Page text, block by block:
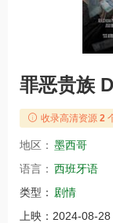
罪恶贵族
收录高清资源 2
地区： 墨西哥
语言： 西班牙语
类型： 剧情
上映： 2024-08-28